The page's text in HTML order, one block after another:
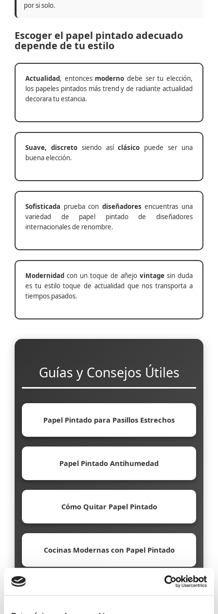
por si solo.
Escoger el papel pintado adecuado
depende de tu estilo
Actualidad, entonces moderno debe ser tu elección,
los papeles pintados más trend y de radiante actualidad
decorara tu estancia.
Suave, discretosiendo asíclásico puede ser una
buena elección.
Sofisticada prueba con diseñadores encuentras una
variedad de papel pintado de diseñadores
internacionales de renombre.
Modernidad con un toque de añejo vintage sin duda
es tu estilo toque de actualidad que nos transporta a
tiempos pasados.
Guías y Consejos Útiles
Papel Pintado para Pasillos Estrechos
Papel Pintado Antihumedad
Cómo Quitar Papel Pintado
Cocinas Modernas con Papel Pintado
Papel Pintado Ecológico